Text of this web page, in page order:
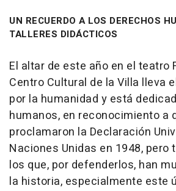
UN RECUERDO A LOS DERECHOS
TALLERES DIDÁCTICOS
El altar de este año en el teatro
Centro Cultural de la Villa lleva
por la humanidad y está
humanos, en reconocimiento a
proclamaron la Declaración
Naciones Unidas en 1948, pero
los que, por defenderlos, han
la historia, especialmente este